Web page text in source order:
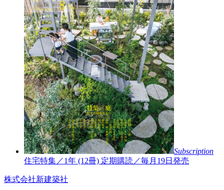
Subscription
住宅特集／1年 (12冊) 定期購読／毎月19日発売
株式会社新建築社